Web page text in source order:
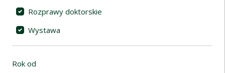
Rozprawy doktorskie
Wystawa
Rok od